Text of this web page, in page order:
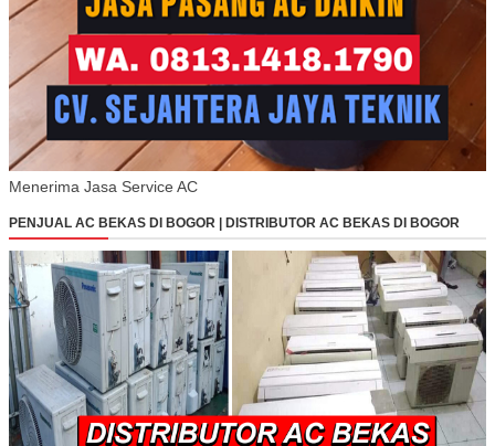
Menerima Jasa Service AC
PENJUAL AC BEKAS DI BOGOR | DISTRIBUTOR AC BEKAS DI BOGOR